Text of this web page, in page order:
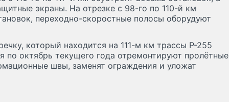
экраны. На отрезке с 98-го по 110-й км
переходно-скоростные полосы оборудуют
который находится на 111-м км трассы Р-255
по октябрь текущего года отремонтируют пролётные
швы, заменят ограждения и уложат